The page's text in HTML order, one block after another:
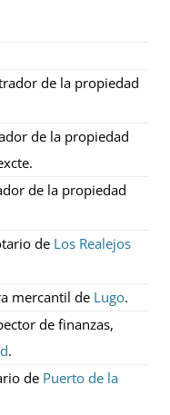
de la propiedad
de la propiedad
de la propiedad
de Los Realejos
mercantil de Lugo.
de finanzas,
.
de Puerto de la